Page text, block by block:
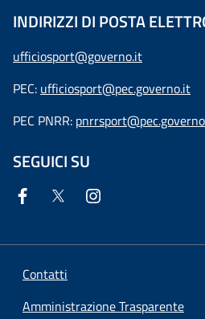
INDIRIZZI DI POSTA
ufficiosport@governo.it
PEC: ufficiosport@pec.governo.it
PEC PNRR:
SEGUICI SU
Contatti
Amministrazione Trasparente